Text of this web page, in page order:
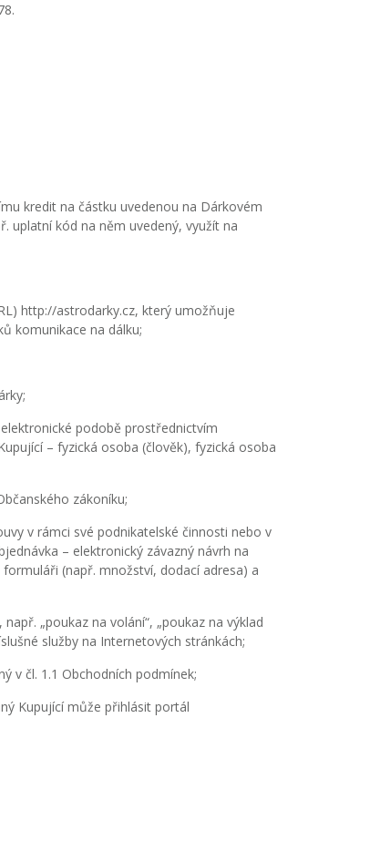
kredit na částku uvedenou na Dárkovém
uplatní kód na něm uvedený, využít na
http://astrodarky.cz, který umožňuje
komunikace na dálku;
podobě prostřednictvím
– fyzická osoba (člověk), fyzická osoba
zákoníku;
v rámci své podnikatelské činnosti nebo v
– elektronický závazný návrh na
(např. množství, dodací adresa) a
„poukaz na volání“, „poukaz na výklad
služby na Internetových stránkách;
v čl. 1.1 Obchodních podmínek;
Kupující může přihlásit portál